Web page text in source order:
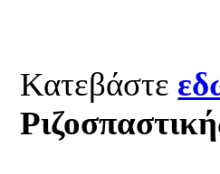
Κατεβάστε